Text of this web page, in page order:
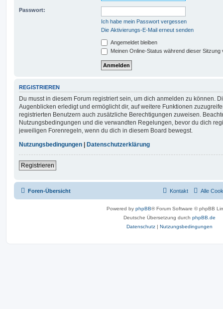
Passwort:
Ich habe mein Passwort vergessen
Die Aktivierungs-E-Mail erneut senden
Angemeldet bleiben
Meinen Online-Status während dieser Sitzung
REGISTRIEREN
Du musst in diesem Forum registriert sein, um dich anmelden zu können.
Augenblicken erledigt und ermöglicht dir, auf weitere Funktionen
registrierten Benutzern auch zusätzliche Berechtigungen zuweisen.
Nutzungsbedingungen und die verwandten Regelungen, bevor du dich
jeweiligen Forenregeln, wenn du dich in diesem Board bewegst.
Nutzungsbedingungen
Datenschutzerklärung
Registrieren
Foren-Übersicht Alle
Kontakt
Powered by phpBB® Forum Software © phpBB
Deutsche Übersetzung durch phpBB.de
Datenschutz | Nutzungsbedingungen